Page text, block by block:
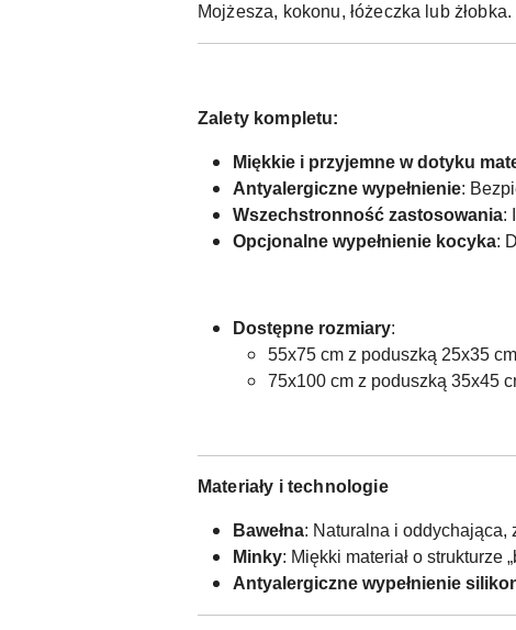
Mojżesza, kokonu, łóżeczka lub żłobka.
Zalety kompletu:
Miękkie i przyjemne w dotyku
Antyalergiczne wypełnienie:
Wszechstronność zastosowania:
Opcjonalne wypełnienie kocyka:
Dostępne rozmiary:
55x75 cm z poduszką 25x35
75x100 cm z poduszką 35x45
Materiały i technologie
Bawełna: Naturalna i oddychająca,
Minky: Miękki materiał o strukturze
Antyalergiczne wypełnienie